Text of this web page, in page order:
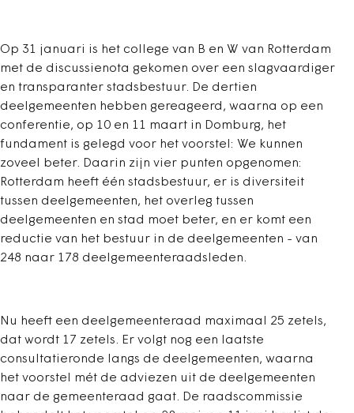
Op 31 januari is het college van B en W van Rotterdam
met de discussienota gekomen over een slagvaardiger
en transparanter stadsbestuur. De dertien
deelgemeenten hebben gereageerd, waarna op een
conferentie, op 10 en 11 maart in Domburg, het
fundament is gelegd voor het voorstel: We kunnen
zoveel beter. Daarin zijn vier punten opgenomen:
Rotterdam heeft één stadsbestuur, er is diversiteit
tussen deelgemeenten, het overleg tussen
deelgemeenten en stad moet beter, en er komt een
reductie van het bestuur in de deelgemeenten - van
248 naar 178 deelgemeenteraadsleden.
Nu heeft een deelgemeenteraad maximaal 25 zetels,
dat wordt 17 zetels. Er volgt nog een laatste
consultatieronde langs de deelgemeenten, waarna
het voorstel mét de adviezen uit de deelgemeenten
naar de gemeenteraad gaat. De raadscommissie